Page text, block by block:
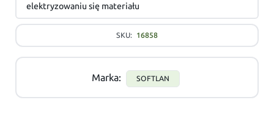
elektryzowaniu się materiału
SKU: 16858
Marka: SOFTLAN